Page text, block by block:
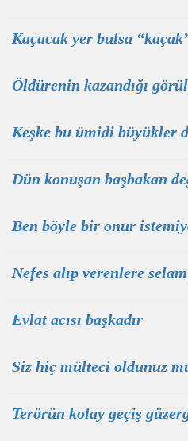
Kaçacak yer bulsa
Öldürenin kazandığı
Keşke bu ümidi büyükler
Dün konuşan başbakan
Ben böyle bir onur
Nefes alıp verenlere
Evlat acısı başkadır
Siz hiç mülteci oldunuz
Terörün kolay geçiş